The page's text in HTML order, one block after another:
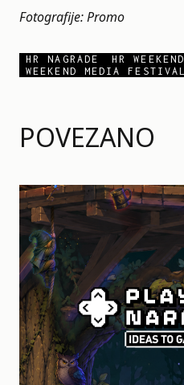
POVEZANO
Fotografije: Promo
HR NAGRADE HR WEEKEND
WEEKEND MEDIA FESTIVAL